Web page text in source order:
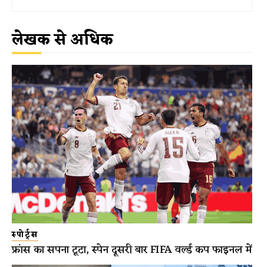
लेखक से अधिक
स्पोर्ट्स
फ्रांस का सपना टूटा, स्पेन दूसरी बार FIFA वर्ल्ड कप फाइनल में